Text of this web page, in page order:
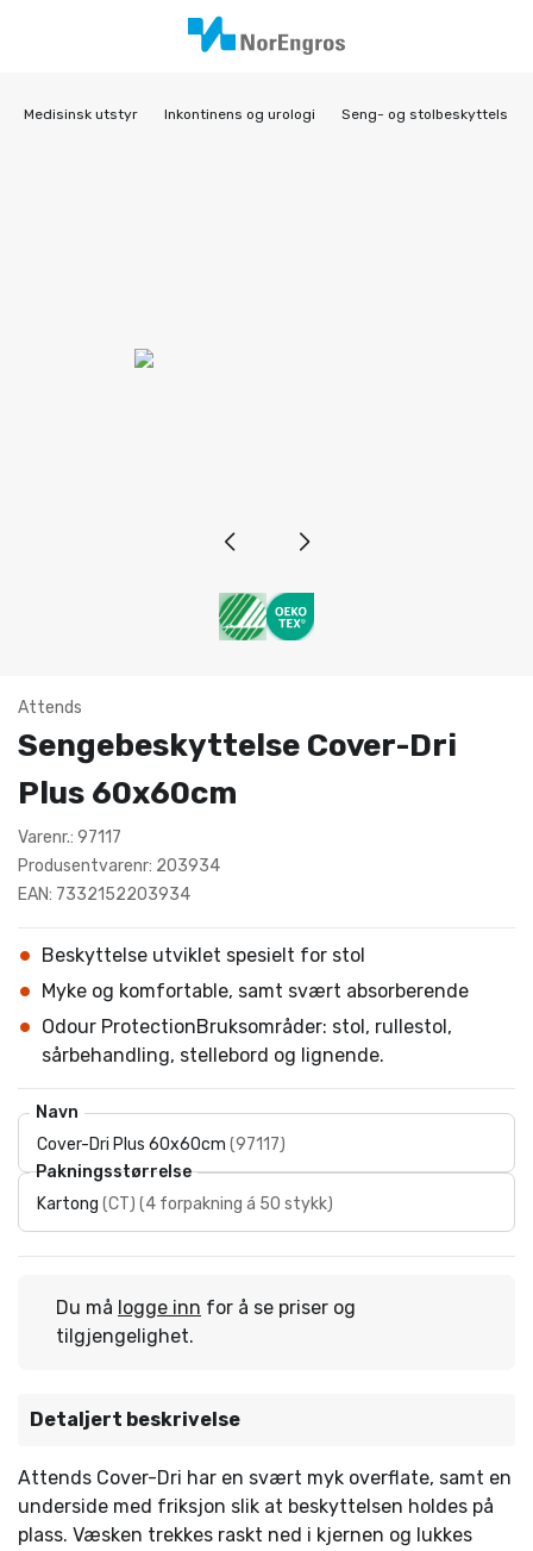
Medisinsk utstyr Inkontinens og urologi Seng- og stolbeskyttelse
Attends
Sengebeskyttelse Cover-Dri
Plus 60x60cm
Varenr.: 97117
Produsentvarenr: 203934
EAN: 7332152203934
Beskyttelse utviklet spesielt for stol
Myke og komfortable, samt svært absorberende
Odour ProtectionBruksområder: stol, rullestol,
sårbehandling, stellebord og lignende.
Navn
Cover-Dri Plus 60x60cm (97117)
Pakningsstørrelse
Kartong (CT) (4 forpakning á 50 stykk)
Du må logge inn for å se priser og
tilgjengelighet.
Detaljert beskrivelse
Attends Cover-Dri har en svært myk overflate, samt en
underside med friksjon slik at beskyttelsen holdes på
plass. Væsken trekkes raskt ned i kjernen og lukkes